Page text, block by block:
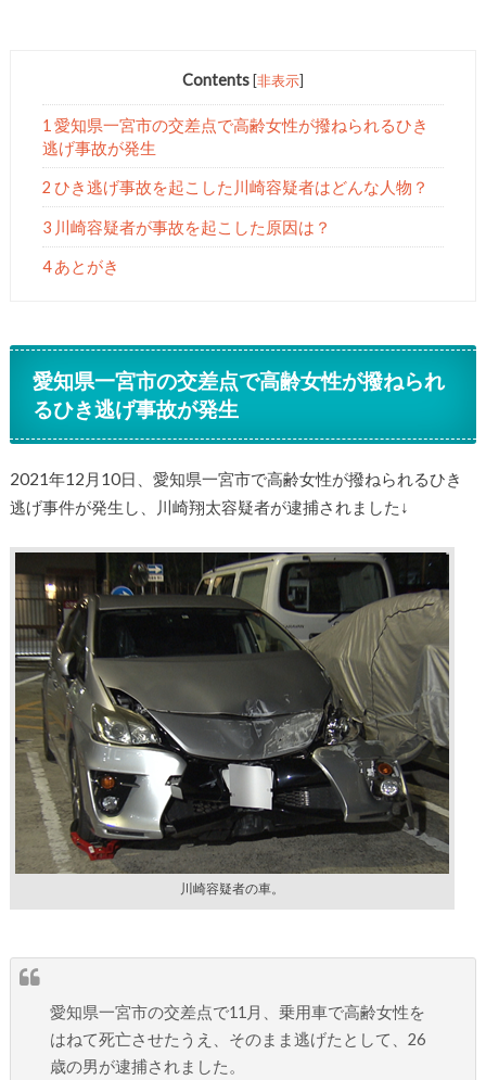
Contents [非表示]
1 愛知県一宮市の交差点で高齢女性が撥ねられるひき
逃げ事故が発生
2 ひき逃げ事故を起こした川崎容疑者はどんな人物？
3 川崎容疑者が事故を起こした原因は？
4 あとがき
愛知県一宮市の交差点で高齢女性が撥ねられ
るひき逃げ事故が発生
2021年12月10日、愛知県一宮市で高齢女性が撥ねられるひき
逃げ事件が発生し、川崎翔太容疑者が逮捕されました↓
川崎容疑者の車。
愛知県一宮市の交差点で11月、乗用車で高齢女性を
はねて死亡させたうえ、そのまま逃げたとして、26
歳の男が逮捕されました。